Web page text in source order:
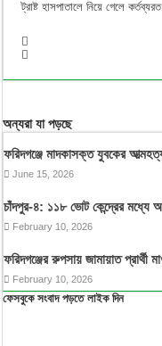
ট্রাষ্ট হাসপাতালে নিয়ে গেলে
অন্যরা যা পড়ছে
ফরিদগঞ্জে মাদকাসক্ত যুবকের
June 15, 2026
চাঁদপুর-৪: ১১৮ ভোট কেন্দ্রের মধ্যে
February 10, 2026
ফরিদগঞ্জের রুপসায় জামায়াত প্রার্থী
February 10, 2026
ফেসবুকে সংবাদ পড়তে লাইক দিন